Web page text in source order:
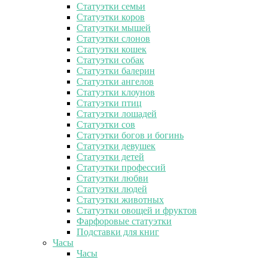
Статуэтки семьи
Статуэтки коров
Статуэтки мышей
Статуэтки слонов
Статуэтки кошек
Статуэтки собак
Статуэтки балерин
Статуэтки ангелов
Статуэтки клоунов
Статуэтки птиц
Статуэтки лошадей
Статуэтки сов
Статуэтки богов и богинь
Статуэтки девушек
Статуэтки детей
Статуэтки профессий
Статуэтки любви
Статуэтки людей
Статуэтки животных
Статуэтки овощей и фруктов
Фарфоровые статуэтки
Подставки для книг
Часы
Часы